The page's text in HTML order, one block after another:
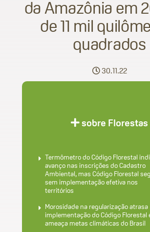
da Amazônia em
de 11 mil
quadrados
30.11.22
sobre Florestas
Termômetro do Código Florestal
avanço nas inscrições do Cadastro
Ambiental, mas Código Florestal
sem implementação efetiva nos
territórios
Morosidade na regularização atrasa
implementação do Código Florestal
ameaça metas climáticas do Brasil